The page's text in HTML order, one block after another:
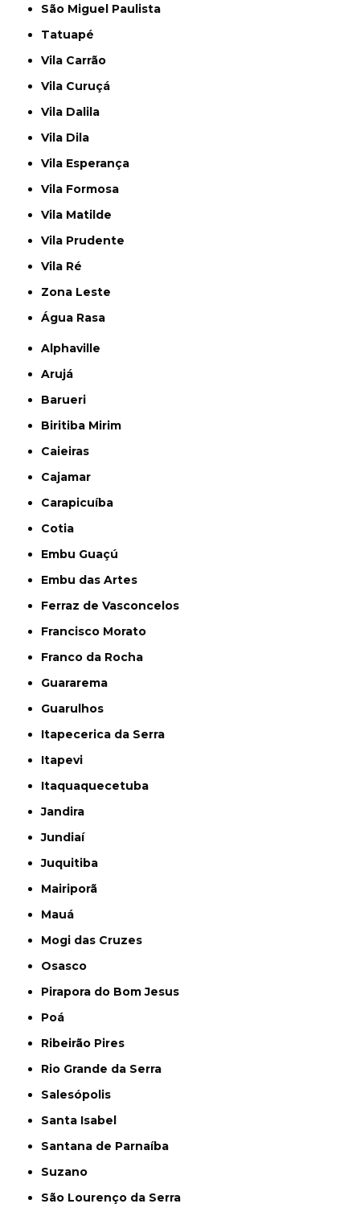
São Miguel Paulista
Tatuapé
Vila Carrão
Vila Curuçá
Vila Dalila
Vila Dila
Vila Esperança
Vila Formosa
Vila Matilde
Vila Prudente
Vila Ré
Zona Leste
Água Rasa
Alphaville
Arujá
Barueri
Biritiba Mirim
Caieiras
Cajamar
Carapicuíba
Cotia
Embu Guaçú
Embu das Artes
Ferraz de Vasconcelos
Francisco Morato
Franco da Rocha
Guararema
Guarulhos
Itapecerica da Serra
Itapevi
Itaquaquecetuba
Jandira
Jundiaí
Juquitiba
Mairiporã
Mauá
Mogi das Cruzes
Osasco
Pirapora do Bom Jesus
Poá
Ribeirão Pires
Rio Grande da Serra
Salesópolis
Santa Isabel
Santana de Parnaíba
Suzano
São Lourenço da Serra